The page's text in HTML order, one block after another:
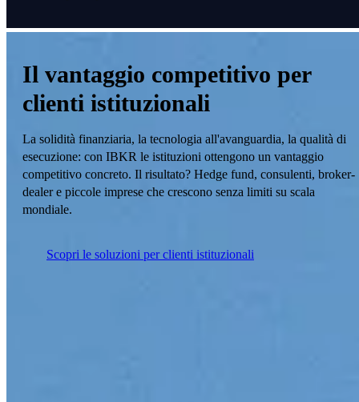
Il vantaggio competitivo per
clienti istituzionali
La solidità finanziaria, la tecnologia all'avanguardia, la qualità di
esecuzione: con IBKR le istituzioni ottengono un vantaggio
competitivo concreto. Il risultato? Hedge fund, consulenti, broker-
dealer e piccole imprese che crescono senza limiti su scala
mondiale.
Scopri le soluzioni per clienti istituzionali